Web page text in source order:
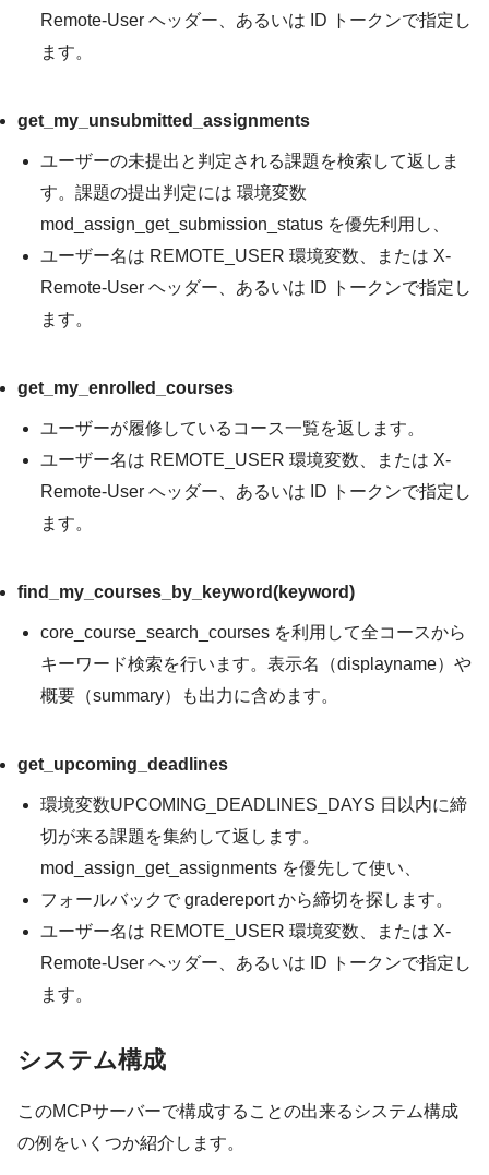
Remote-Userヘッダー、あるいは ID トークンで指定し
ます。
get_my_unsubmitted_assignments
ユーザーの未提出と判定される課題を検索して返しま
す。課題の提出判定には 環境変数
mod_assign_get_submission_statusを優先利用し、
ユーザー名は REMOTE_USER 環境変数、または X-
Remote-Userヘッダー、あるいは ID トークンで指定し
ます。
get_my_enrolled_courses
ユーザーが履修しているコース一覧を返します。
ユーザー名は REMOTE_USER 環境変数、または X-
Remote-Userヘッダー、あるいは ID トークンで指定し
ます。
find_my_courses_by_keyword(keyword)
core_course_search_coursesを利用して全コースから
キーワード検索を行います。表示名（displayname）や
概要（summary）も出力に含めます。
get_upcoming_deadlines
環境変数UPCOMING_DEADLINES_DAYS 日以内に締
切が来る課題を集約して返します。
mod_assign_get_assignmentsを優先して使い、
フォールバックで gradereport から締切を探します。
ユーザー名は REMOTE_USER 環境変数、または X-
Remote-Userヘッダー、あるいは ID トークンで指定し
ます。
システム構成
このMCPサーバーで構成することの出来るシステム構成
の例をいくつか紹介します。